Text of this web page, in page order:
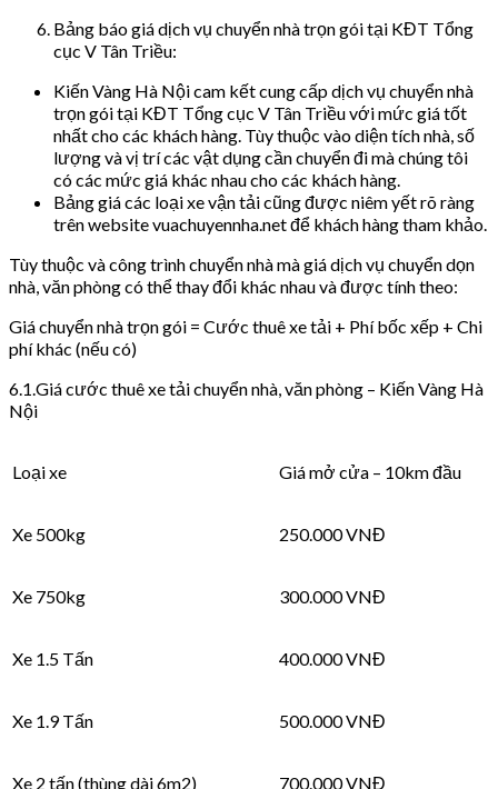
Bảng báo giá dịch vụ chuyển nhà trọn gói tại KĐT Tổng
cục V Tân Triều:
Kiến Vàng Hà Nội cam kết cung cấp dịch vụ chuyển nhà
trọn gói tại KĐT Tổng cục V Tân Triều với mức giá tốt
nhất cho các khách hàng. Tùy thuộc vào diện tích nhà, số
lượng và vị trí các vật dụng cần chuyển đi mà chúng tôi
có các mức giá khác nhau cho các khách hàng.
Bảng giá các loại xe vận tải cũng được niêm yết rõ ràng
trên website vuachuyennha.net để khách hàng tham khảo.
Tùy thuộc và công trình chuyển nhà mà giá dịch vụ chuyển dọn
nhà, văn phòng có thể thay đổi khác nhau và được tính theo:
Giá chuyển nhà trọn gói = Cước thuê xe tải + Phí bốc xếp + Chi
phí khác (nếu có)
6.1.Giá cước thuê xe tải chuyển nhà, văn phòng – Kiến Vàng Hà
Nội
Loại xe Giá mở cửa – 10km đầu
Xe 500kg 250.000 VNĐ
Xe 750kg 300.000 VNĐ
Xe 1.5 Tấn 400.000 VNĐ
Xe 1.9 Tấn 500.000 VNĐ
Xe 2 tấn (thùng dài 6m2) 700.000 VNĐ